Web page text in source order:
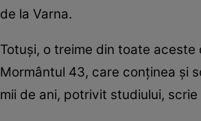
de la Varna.
Totuși, o treime din toate
Mormântul 43, care conținea și
mii de ani, potrivit studiului,